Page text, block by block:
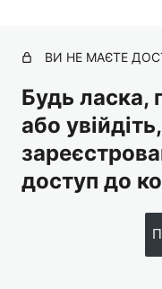
томатів на
Урок 4. Вибір
Урок 5. Чи
Модуль 2.
5 уроків
ВИ НЕ МАЄТЕ
Будь ласка,
або
доступ до